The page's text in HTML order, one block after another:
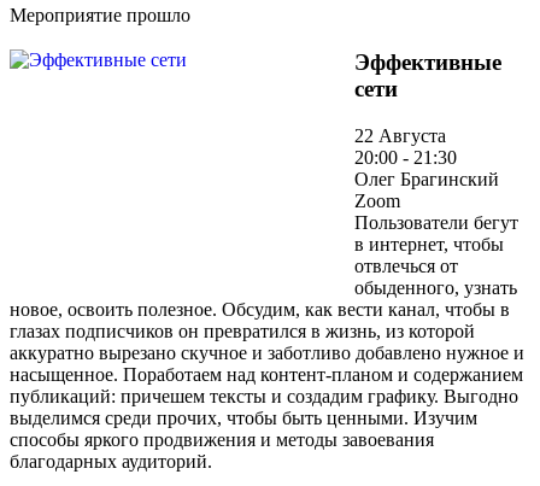
Мероприятие прошло
Эффективные
сети
22 Августа
20:00 - 21:30
Олег Брагинский
Zoom
Пользователи бегут
в интернет, чтобы
отвлечься от
обыденного, узнать
новое, освоить полезное. Обсудим, как вести канал, чтобы в
глазах подписчиков он превратился в жизнь, из которой
аккуратно вырезано скучное и заботливо добавлено нужное и
насыщенное. Поработаем над контент-планом и содержанием
публикаций: причешем тексты и создадим графику. Выгодно
выделимся среди прочих, чтобы быть ценными. Изучим
способы яркого продвижения и методы завоевания
благодарных аудиторий.